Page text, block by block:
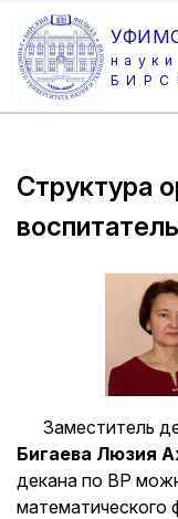
Структура
Заместитель
Бигаева Люзия
декана по ВР
математического